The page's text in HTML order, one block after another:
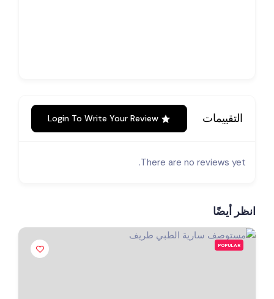
التقييمات Login To Write Your Review
There are no reviews yet.
انظر أيضًا
POPULAR